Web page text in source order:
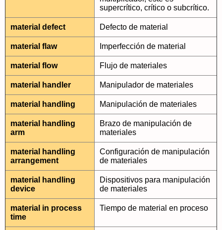
supercrítico, crítico o subcrítico.
material defect Defecto de material
material flaw Imperfección de material
material flow Flujo de materiales
material handler Manipulador de materiales
material handling Manipulación de materiales
material handling
arm
Brazo de manipulación de
materiales
material handling
arrangement
Configuración de manipulación
de materiales
material handling
device
Dispositivos para manipulación
de materiales
material in process
time
Tiempo de material en proceso